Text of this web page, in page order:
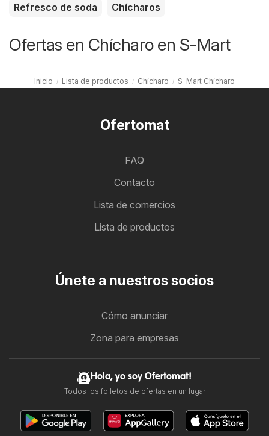
Refresco de soda
Chícharos
Ofertas en Chícharo en S-Mart
Inicio Lista de productos Chícharo S-Mart Chícharo
Ofertomat
FAQ
Contacto
Lista de comercios
Lista de productos
Únete a nuestros socios
Cómo anunciar
Zona para empresas
Hola, yo soy Ofertomat!
Todos los folletos de ofertas en un lugar